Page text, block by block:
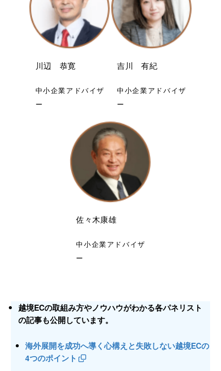
川辺 恭寛
中小企業アドバイザ
ー
吉川 有紀
中小企業アドバイザ
ー
佐々木康雄
中小企業アドバイザ
ー
越境ECの取組み方やノウハウがわかる各パネリスト
の記事も公開しています。
海外展開を成功へ導く心構えと失敗しない越境ECの
4つのポイント